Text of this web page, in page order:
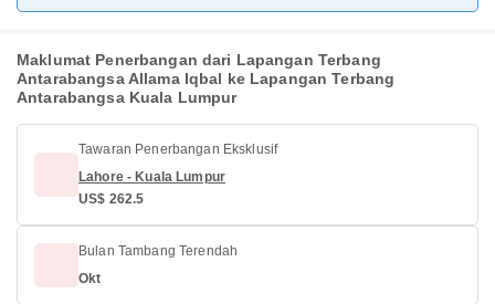
Maklumat Penerbangan dari Lapangan Terbang
Antarabangsa Allama Iqbal ke Lapangan Terbang
Antarabangsa Kuala Lumpur
Tawaran Penerbangan Eksklusif
Lahore - Kuala Lumpur
US$ 262.5
Bulan Tambang Terendah
Okt